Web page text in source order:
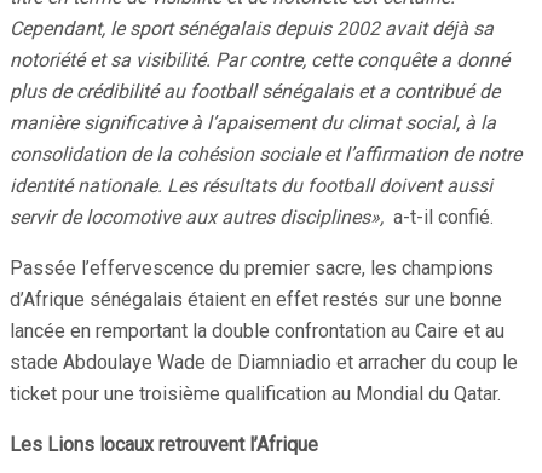
Cependant, le sport sénégalais depuis 2002 avait déjà sa
notoriété et sa visibilité. Par contre, cette conquête a donné
plus de crédibilité au football sénégalais et a contribué de
manière significative à l’apaisement du climat social, à la
consolidation de la cohésion sociale et l’affirmation de notre
identité nationale. Les résultats du football doivent aussi
servir de locomotive aux autres disciplines», a-t-il confié.
Passée l’effervescence du premier sacre, les champions
d’Afrique sénégalais étaient en effet restés sur une bonne
lancée en remportant la double confrontation au Caire et au
stade Abdoulaye Wade de Diamniadio et arracher du coup le
ticket pour une troisième qualification au Mondial du Qatar.
Les Lions locaux retrouvent l’Afrique